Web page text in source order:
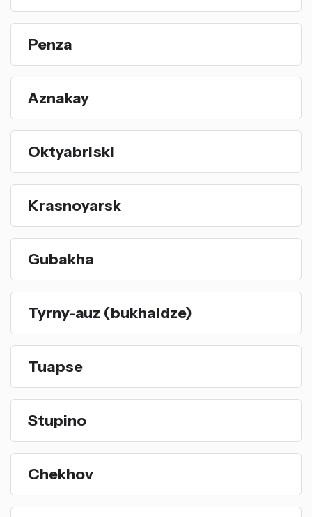
Penza
Aznakay
Oktyabriski
Krasnoyarsk
Gubakha
Tyrny-auz (bukhaldze)
Tuapse
Stupino
Chekhov